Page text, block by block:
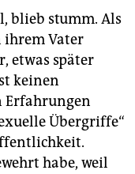
blieb stumm. Als
ihrem Vater
etwas später
keinen
Erfahrungen
Übergriffe“
habe, weil